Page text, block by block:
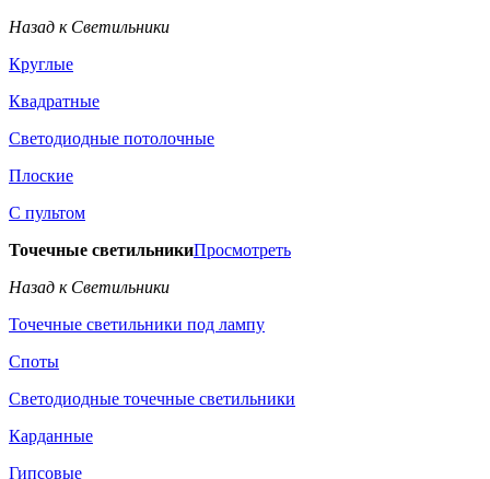
Назад к Светильники
Круглые
Квадратные
Светодиодные потолочные
Плоские
С пультом
Точечные светильникиПросмотреть
Назад к Светильники
Точечные светильники под лампу
Споты
Светодиодные точечные светильники
Карданные
Гипсовые